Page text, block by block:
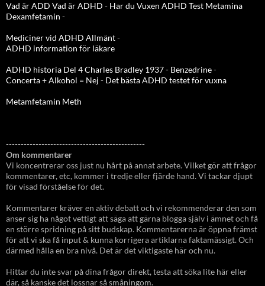
Vad är ADD Vad är ADHD - Har du Vuxen ADHD Test Metamina
Dexamfetamin -
Mediciner vid ADHD Allmänt-
ADHD information för läkare
ADHD historia Del 4 Charles Bradley 1937 - Benzedrine-
Concerta + Alkohol = Nej - Det bästa ADHD testet för vuxna
Metamfetamin Meth
-----------------------------------------------
Om kommentarer
Vi koncentrerar oss just nu hårt på annat arbete. Vilket gör att frågor
kommentarer, etc, kommer i tredje eller fjärde hand. Vi tackar djupt
för visad förståelse för det.
Kommentarer kräver en aktiv debatt och vi rekommenderar den som
anser sig ha något vettigt att säga att gärna blogga själv i ämnet och få
en större spridning på sitt budskap. Kommentarerna är öppna främst
för att vi ska få input & kunna korrigera artiklarna faktamässigt. Och
därmed hålla en bra nivå. Det är det viktigaste här och nu.
Hittar du inte svar på dina frågor direkt, testa att söka lite här eller
där, så kanske det lossnar så småningom.